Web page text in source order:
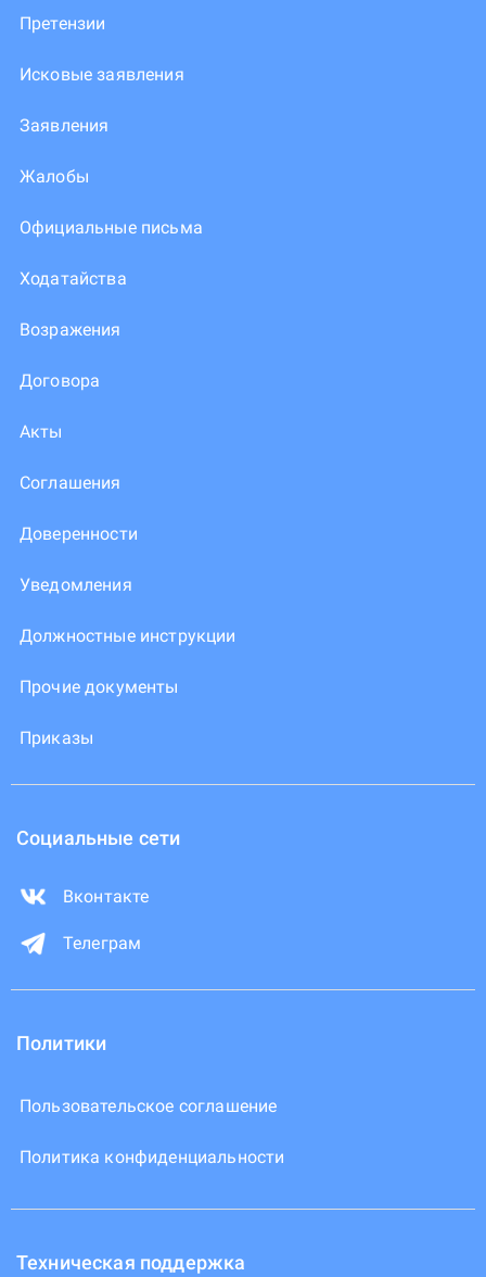
Претензии
Исковые заявления
Заявления
Жалобы
Официальные письма
Ходатайства
Возражения
Договора
Акты
Соглашения
Доверенности
Уведомления
Должностные инструкции
Прочие документы
Приказы
Социальные сети
Вконтакте
Телеграм
Политики
Пользовательское соглашение
Политика конфиденциальности
Техническая поддержка